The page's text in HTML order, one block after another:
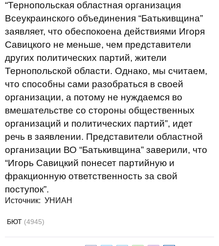
“Тернопольская областная организация
Всеукраинского объединения “Батькивщина”
заявляет, что обеспокоена действиями Игоря
Савицкого не меньше, чем представители
других политических партий, жители
Тернопольской области. Однако, мы считаем,
что способны сами разобраться в своей
организации, а потому не нуждаемся во
вмешательстве со стороны общественных
организаций и политических партий”, идет
речь в заявлении. Представители областной
организации ВО “Батькивщина” заверили, что
“Игорь Савицкий понесет партийную и
фракционную ответственность за свой
поступок”.
Источник: УНИАН
БЮТ (4945)